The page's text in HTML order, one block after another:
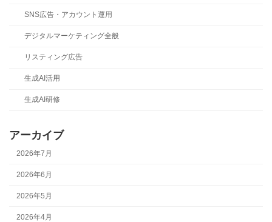
SNS広告・アカウント運用
デジタルマーケティング全般
リスティング広告
生成AI活用
生成AI研修
アーカイブ
2026年7月
2026年6月
2026年5月
2026年4月